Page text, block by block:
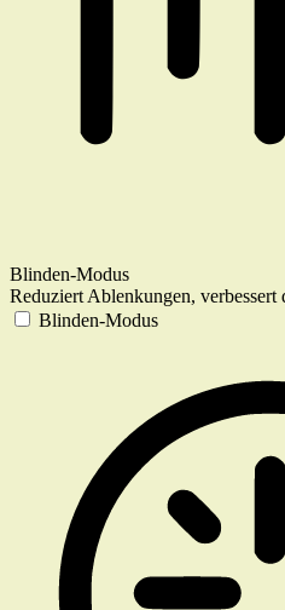
Blinden-Modus
Reduziert Ablenkungen, verbessert
Blinden-Modus